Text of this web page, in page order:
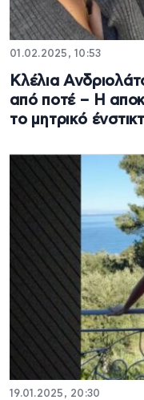
01.02.2025, 10:53
Κλέλια
από ποτέ – Η
το μητρικό
19.01.2025, 20:30